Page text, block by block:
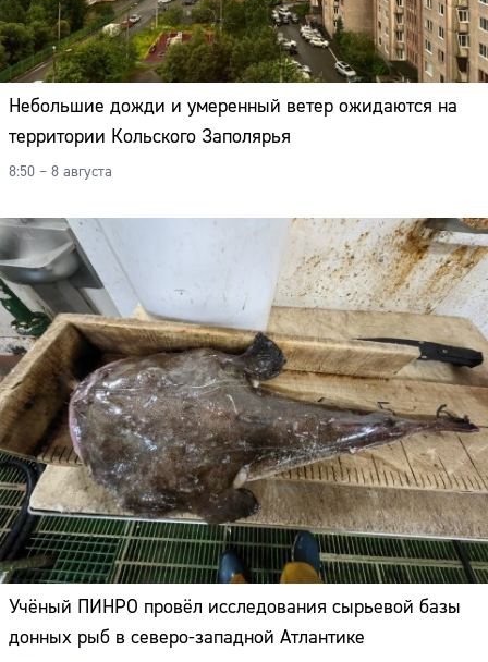
Небольшие дожди и умеренный ветер ожидаются на
территории Кольского Заполярья
8:50 – 8 августа
Учёный ПИНРО провёл исследования сырьевой базы
донных рыб в северо-западной Атлантике